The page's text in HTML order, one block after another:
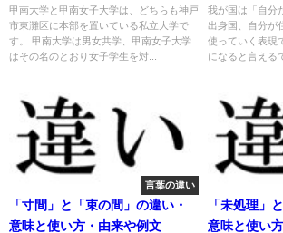
来や例文
甲南大学と甲南女子大学は、どちらも神戸
市東灘区に本部を置いている私立大学で
す。 甲南大学は男女共学、甲南女子大学
はその名のとおり女子学生を対...
我が国は「自分
出身国、自分が
使っていく表現
になると言える
言葉の違い
「寸間」と「束の間」の違い・
意味と使い方・由来や例文
「未処理」
意味と使い